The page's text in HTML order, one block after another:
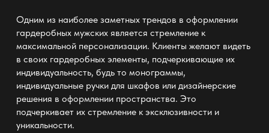
Одним из наиболее заметных трендов в оформлении
гардеробных мужскихявляется стремление к
максимальной персонализации. Клиенты желают видеть
в своих гардеробных элементы, подчеркивающие их
индивидуальность, будь то монограммы,
индивидуальные ручки для шкафов или дизайнерские
решения в оформлении пространства. Это
подчеркивает их стремление к эксклюзивности и
уникальности.